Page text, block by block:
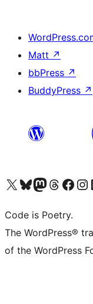
Matt ↗
bbPress ↗
BuddyPress ↗
Visita il nostro account X (ex Twitter)
Visita il nostro account Bluesky
Visita il nostro account
Visita il nostro account
Visita laVisita
Code is Poetry.
The WordPress®
of the WordPress